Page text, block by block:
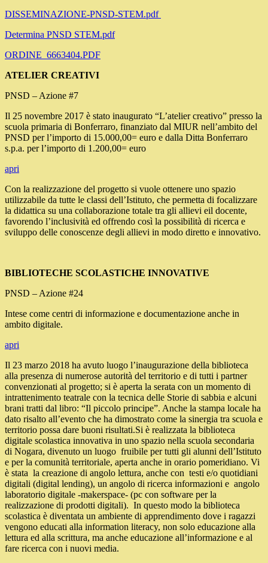
DISSEMINAZIONE-PNSD-STEM.pdf
Determina PNSD STEM.pdf
ORDINE_6663404.PDF
ATELIER CREATIVI
PNSD – Azione #7
Il 25 novembre 2017 è stato inaugurato “L’atelier creativo” presso la
scuola primaria di Bonferraro, finanziato dal MIUR nell’ambito del
PNSD per l’importo di 15.000,00= euro e dalla Ditta Bonferraro
s.p.a. per l’importo di 1.200,00= euro
apri
Con la realizzazione del progetto si vuole ottenere uno spazio
utilizzabile da tutte le classi dell’Istituto, che permetta di focalizzare
la didattica su una collaborazione totale tra gli allievi eil docente,
favorendo l’inclusività ed offrendo così la possibilità di ricerca e
sviluppo delle conoscenze degli allievi in modo diretto e innovativo.
BIBLIOTECHE SCOLASTICHE INNOVATIVE
PNSD – Azione #24
Intese come centri di informazione e documentazione anche in
ambito digitale.
apri
Il 23 marzo 2018 ha avuto luogo l’inaugurazione della biblioteca
alla presenza di numerose autorità del territorio e di tutti i partner
convenzionati al progetto; si è aperta la serata con un momento di
intrattenimento teatrale con la tecnica delle Storie di sabbia e alcuni
brani tratti dal libro: “Il piccolo principe”. Anche la stampa locale ha
dato risalto all’evento che ha dimostrato come la sinergia tra scuola e
territorio possa dare buoni risultati.Si è realizzata la biblioteca
digitale scolastica innovativa in uno spazio nella scuola secondaria
di Nogara, divenuto un luogo fruibile per tutti gli alunni dell’Istituto
e per la comunità territoriale, aperta anche in orario pomeridiano. Vi
è stata la creazione di angolo lettura, anche con testi e/o quotidiani
digitali (digital lending), un angolo di ricerca informazioni e angolo
laboratorio digitale -makerspace- (pc con software per la
realizzazione di prodotti digitali). In questo modo la biblioteca
scolastica è diventata un ambiente di apprendimento dove i ragazzi
vengono educati alla information literacy, non solo educazione alla
lettura ed alla scrittura, ma anche educazione all’informazione e al
fare ricerca con i nuovi media.